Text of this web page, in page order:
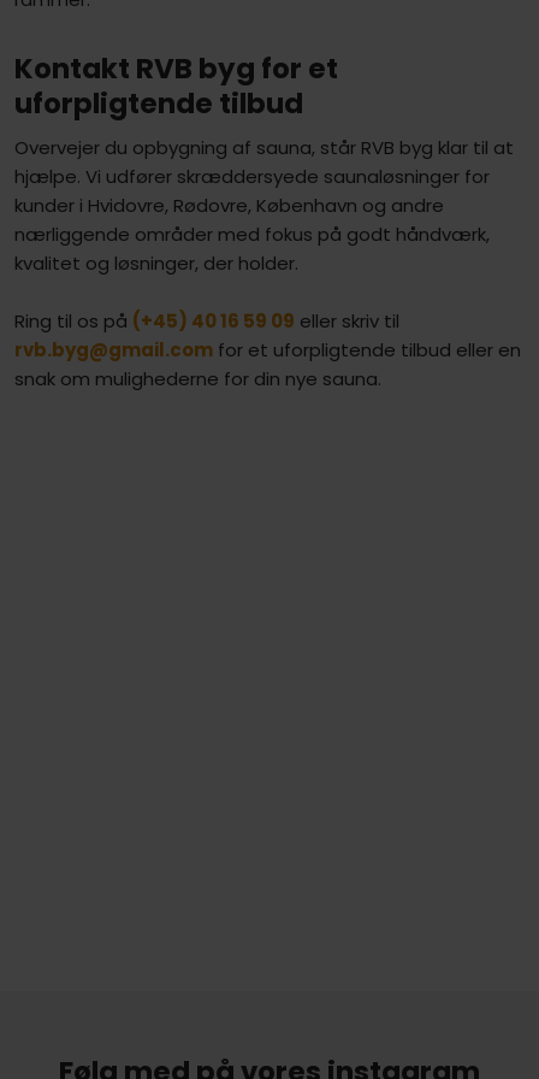
Kontakt RVB byg for et
uforpligtende tilbud
Overvejer du opbygning af sauna, står RVB byg klar til at
hjælpe. Vi udfører skræddersyede saunaløsninger for
kunder i Hvidovre, Rødovre, København og andre
nærliggende områder med fokus på godt håndværk,
kvalitet og løsninger, der holder.
Ring til os på (+45) 40 16 59 09 eller skriv til
rvb.byg@gmail.comfor et uforpligtende tilbud eller en
snak om mulighederne for din nye sauna.